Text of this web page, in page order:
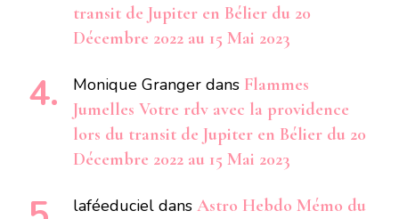
transit de Jupiter en Bélier du 20
Décembre 2022 au 15 Mai 2023
Monique Granger dans Flammes
Jumelles Votre rdv avec la providence
lors du transit de Jupiter en Bélier du 20
Décembre 2022 au 15 Mai 2023
laféeduciel dans Astro Hebdo Mémo du